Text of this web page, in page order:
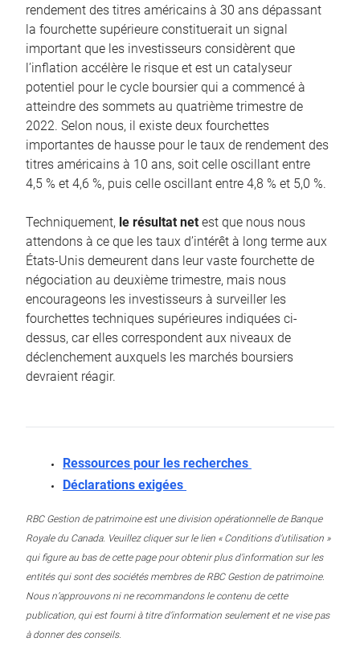
rendement des titres américains à 30 ans dépassant
la fourchette supérieure constituerait un signal
important que les investisseurs considèrent que
l’inflation accélère le risque et est un catalyseur
potentiel pour le cycle boursier qui a commencé à
atteindre des sommets au quatrième trimestre de
2022. Selon nous, il existe deux fourchettes
importantes de hausse pour le taux de rendement des
titres américains à 10 ans, soit celle oscillant entre
4,5 % et 4,6 %, puis celle oscillant entre 4,8 % et 5,0 %.
Techniquement, le résultat net est que nous nous
attendons à ce que les taux d’intérêt à long terme aux
États-Unis demeurent dans leur vaste fourchette de
négociation au deuxième trimestre, mais nous
encourageons les investisseurs à surveiller les
fourchettes techniques supérieures indiquées ci-
dessus, car elles correspondent aux niveaux de
déclenchement auxquels les marchés boursiers
devraient réagir.
Ressources pour les recherches
Déclarations exigées
RBC Gestion de patrimoine est une division opérationnelle de Banque
Royale du Canada. Veuillez cliquer sur le lien « Conditions d’utilisation »
qui figure au bas de cette page pour obtenir plus d’information sur les
entités qui sont des sociétés membres de RBC Gestion de patrimoine.
Nous n’approuvons ni ne recommandons le contenu de cette
publication, qui est fourni à titre d’information seulement et ne vise pas
à donner des conseils.